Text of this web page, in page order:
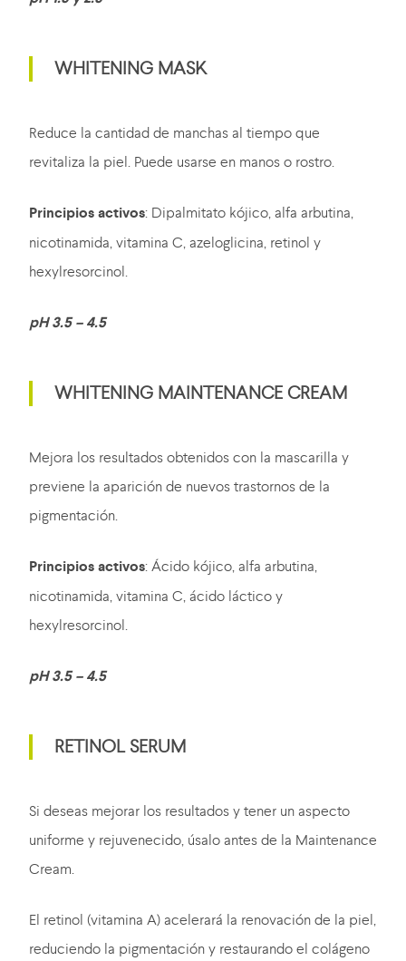
WHITENING MASK
Reduce la cantidad de manchas al tiempo que
revitaliza la piel. Puede usarse en manos o rostro.
Principios activos: Dipalmitato kójico, alfa arbutina,
nicotinamida, vitamina C, azeloglicina, retinol y
hexylresorcinol.
pH 3.5 – 4.5
WHITENING MAINTENANCE CREAM
Mejora los resultados obtenidos con la mascarilla y
previene la aparición de nuevos trastornos de la
pigmentación.
Principios activos: Ácido kójico, alfa arbutina,
nicotinamida, vitamina C, ácido láctico y
hexylresorcinol.
pH 3.5 – 4.5
RETINOL SERUM
Si deseas mejorar los resultados y tener un aspecto
uniforme y rejuvenecido, úsalo antes de la Maintenance
Cream.
El retinol (vitamina A) acelerará la renovación de la piel,
reduciendo la pigmentación y restaurando el colágeno